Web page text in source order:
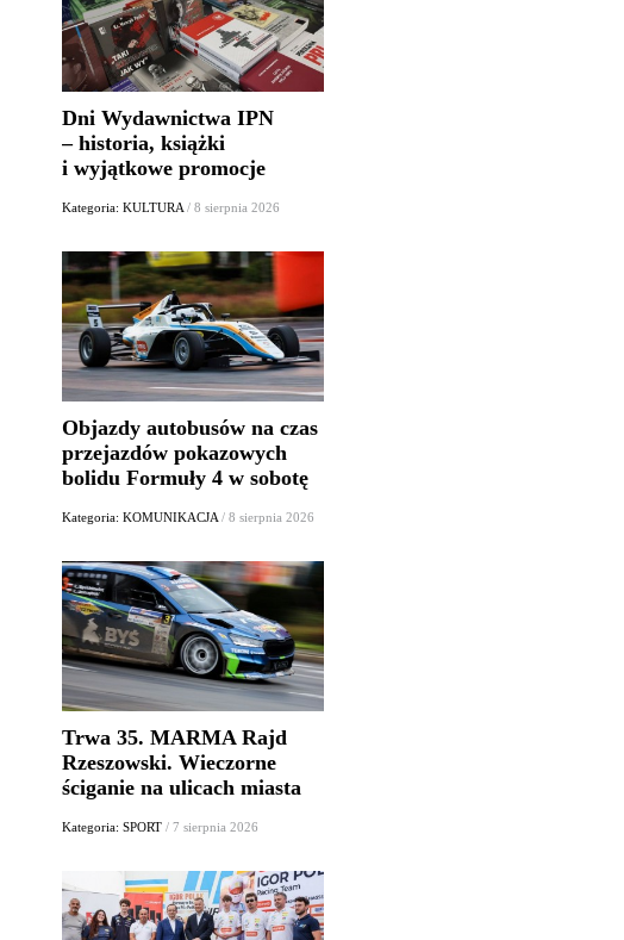
Dni Wydawnictwa IPN
– historia, książki
i wyjątkowe promocje
Kategoria: KULTURA / 8 sierpnia 2026
Objazdy autobusów na czas
przejazdów pokazowych
bolidu Formuły 4 w sobotę
Kategoria: KOMUNIKACJA / 8 sierpnia 2026
Trwa 35. MARMA Rajd
Rzeszowski. Wieczorne
ściganie na ulicach miasta
Kategoria: SPORT / 7 sierpnia 2026